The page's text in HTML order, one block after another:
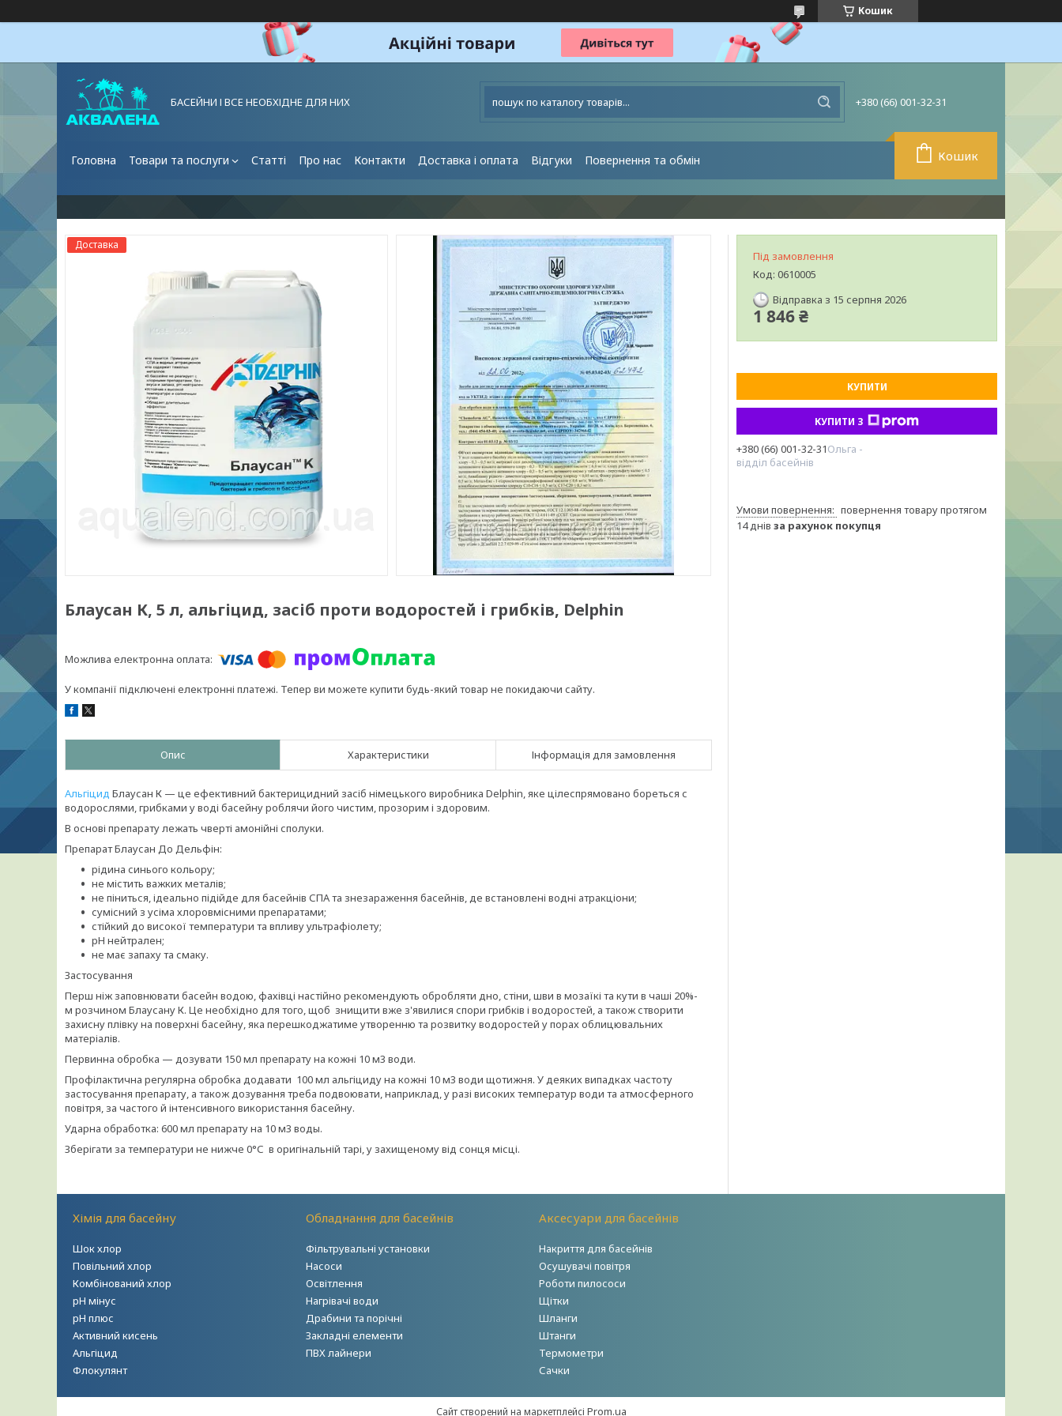
Кошик
БАСЕЙНИ І ВСЕ НЕОБХІДНЕ ДЛЯ НИХ +380 (66) 001-32-31
Головна Товари та послуги Статті Про нас Контакти Доставка і оплата Відгуки Повернення та обмін Кошик
Доставка
Блаусан К, 5 л, альгіцид, засіб проти водоростей і грибків, Delphin
У компанії підключені електронні платежі. Тепер ви можете купити будь-який товар не покидаючи сайту.
Опис Характеристики Інформація для замовлення
Альгіцид Блаусан К — це ефективний бактерицидний засіб німецького виробника Delphin, яке цілеспрямовано бореться с
водорослями, грибками у воді басейну роблячи його чистим, прозорим і здоровим.
В основі препарату лежать чверті амонійні сполуки.
Препарат Блаусан До Дельфін:
рідина синього кольору;
не містить важких металів;
не піниться, ідеально підійде для басейнів СПА та знезараження басейнів, де встановлені водні атракціони;
сумісний з усіма хлоровмісними препаратами;
стійкий до високої температури та впливу ультрафіолету;
рН нейтрален;
не має запаху та смаку.
Застосування
Перш ніж заповнювати басейн водою, фахівці настійно рекомендують обробляти дно, стіни, шви в мозаїкі та кути в чаші 20%-
м розчином Блаусану К. Це необхідно для того, щоб знищити вже з'явилися спори грибків і водоростей, а також створити
захисну плівку на поверхні басейну, яка перешкоджатиме утворенню та розвитку водоростей у порах облицювальних
матеріалів.
Первинна обробка — дозувати 150 мл препарату на кожні 10 м3 води.
Профілактична регулярна обробка додавати 100 мл альгіциду на кожні 10 м3 води щотижня. У деяких випадках частоту
застосування препарату, а також дозування треба подвоювати, наприклад, у разі високих температур води та атмосферного
повітря, за частого й інтенсивного використання басейну.
Ударна обработка: 600 мл препарату на 10 м3 воды.
Зберігати за температури не нижче 0°С в оригінальній тарі, у захищеному від сонця місці.
Під замовлення
Код: 0610005
Відправка з 15 серпня 2026
1 846 ₴
КУПИТИ
КУПИТИ З
+380 (66) 001-32-31Ольга -
відділ басейнів
повернення товару протягом
14 днів за рахунок покупця
Хімія для басейну
Шок хлор
Повільний хлор
Комбінований хлор
рН мінус
рН плюс
Активний кисень
Альгіцид
Флокулянт
Обладнання для басейнів
Фільтрувальні установки
Насоси
Освітлення
Нагрівачі води
Драбини та порічні
Закладні елементи
ПВХ лайнери
Аксесуари для басейнів
Накриття для басейнів
Осушувачі повітря
Роботи пилососи
Щітки
Шланги
Штанги
Термометри
Сачки
Сайт створений на маркетплейсі Prom.ua